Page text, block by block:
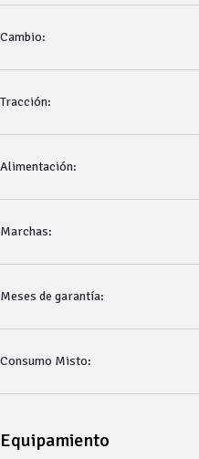
Cambio:
Tracción:
Alimentación:
Marchas:
Meses de garantía:
Consumo Misto:
Equipamiento